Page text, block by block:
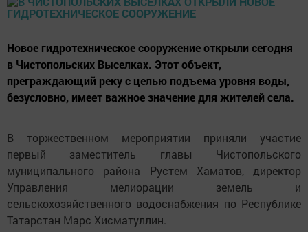
Новое гидротехническое сооружение открыли сегодня
в Чистопольских Выселках. Этот объект,
преграждающий реку с целью подъема уровня воды,
безусловно, имеет важное значение для жителей села.
В торжественном мероприятии приняли участие
первый заместитель главы Чистопольского
муниципального района Рустем Хаматов, директор
Управления мелиорации земель и
сельскохозяйственного водоснабжения по Республике
Татарстан Марс Хисматуллин.